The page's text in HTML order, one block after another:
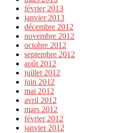
février 2013
janvier 2013
décembre 2012
novembre 2012
octobre 2012
septembre 2012
août 2012
juillet 2012
juin 2012
mai 2012
avril 2012
mars 2012
février 2012
janvier 2012